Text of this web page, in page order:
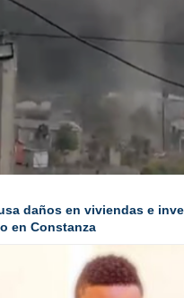
daños en viviendas e
en Constanza